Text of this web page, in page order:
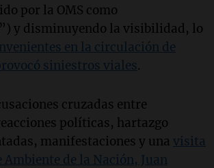
por la OMS como
y disminuyendo la visibilidad, lo
en la circulación de
siniestros viales.
cruzadas entre
políticas, hartazgo
manifestaciones y una visita
de la Nación, Juan